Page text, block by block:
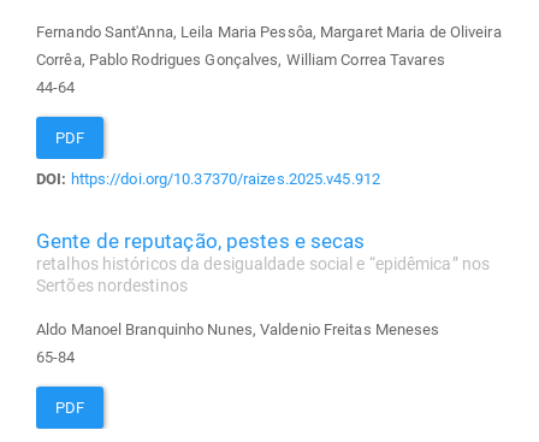
Fernando Sant'Anna, Leila Maria Pessôa, Margaret Maria de Oliveira
Corrêa, Pablo Rodrigues Gonçalves, William Correa Tavares
44-64
PDF
DOI: https://doi.org/10.37370/raizes.2025.v45.912
Gente de reputação, pestes e secas
retalhos históricos da desigualdade social e “epidêmica” nos
Sertões nordestinos
Aldo Manoel Branquinho Nunes, Valdenio Freitas Meneses
65-84
PDF